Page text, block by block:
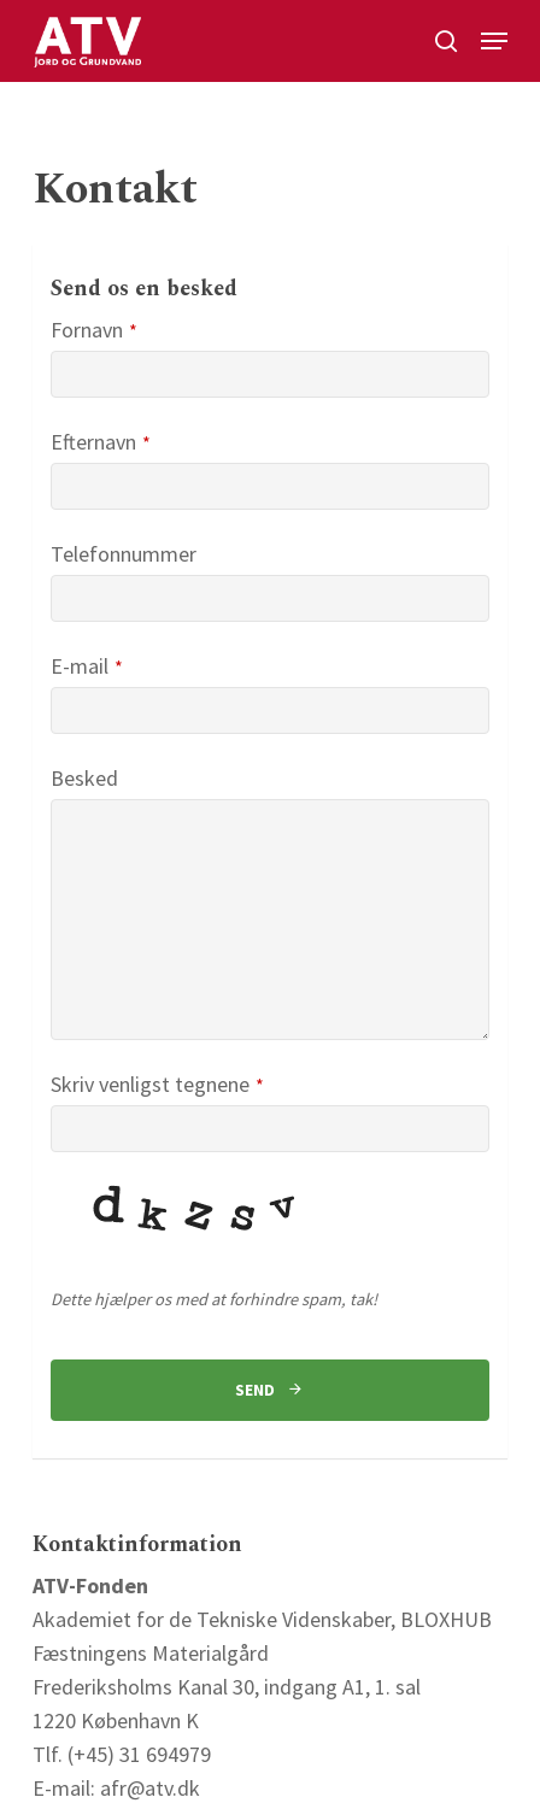
main
search
Menu
Kontakt
Send os en besked
Fornavn *
Efternavn *
Telefonnummer
E-mail *
Besked
Skriv venligst tegnene *
Dette hjælper os med at forhindre spam, tak!
Website
SEND
Kontaktinformation
ATV-Fonden
Akademiet for de Tekniske Videnskaber, BLOXHUB
Fæstningens Materialgård
Frederiksholms Kanal 30, indgang A1, 1. sal
1220 København K
Tlf. (+45) 31 694979
E-mail: afr@atv.dk
Close